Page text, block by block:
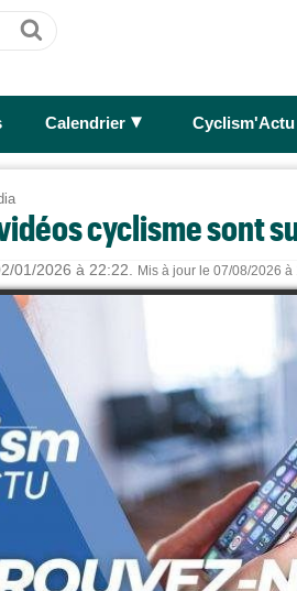
Ok
Calendrier ► Cyclism'Actu
cyclisme sont
01/2026 à 22:22. Mis à jour le 07/08/2026 à